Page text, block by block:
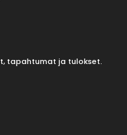
tapahtumat ja tulokset.